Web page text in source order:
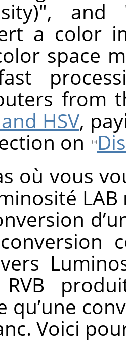
and
a color
space
from
HSV,
on
où vous
qu’une
Voici